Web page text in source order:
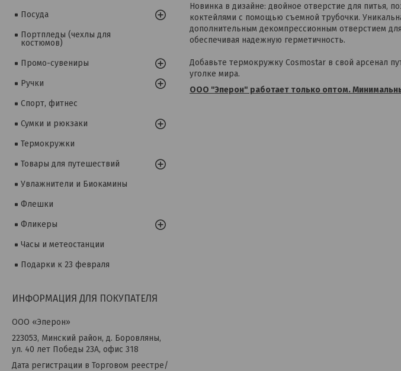
Новинка в дизайне: двойное отверстие для питья,
коктейлями с помощью съемной трубочки.
дополнительным декомпрессионным отверстием
обеспечивая надежную герметичность.
Добавьте термокружку Cosmostar в свой арсенал
уголке мира.
ООО "Эперон" работает только оптом.
Посуда
Портпледы (чехлы для
костюмов)
Промо-сувениры
Ручки
Спорт, фитнес
Сумки и рюкзаки
Термокружки
Товары для путешествий
Увлажнители и Биокамины
Флешки
Фликеры
Часы и метеостанции
Подарки к 23 февраля
ИНФОРМАЦИЯ ДЛЯ ПОКУПАТЕЛЯ
OOO «Эперон»
223053, Минский район, д. Боровляны,
ул. 40 лет Победы 23А, офис 318
Дата регистрации в Торговом реестре/